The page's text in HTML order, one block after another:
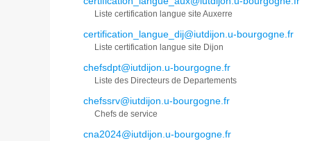
Liste certification langue site Auxerre
certification_langue_dij@iutdijon.u-bourgogne.fr
Liste certification langue site Dijon
chefsdpt@iutdijon.u-bourgogne.fr
Liste des Directeurs de Departements
chefssrv@iutdijon.u-bourgogne.fr
Chefs de service
cna2024@iutdijon.u-bourgogne.fr